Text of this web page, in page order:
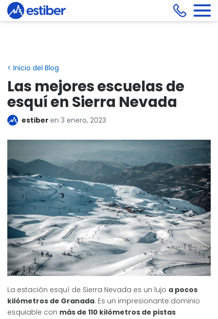
< Inicio del Blog
Las mejores escuelas de
esquí en Sierra Nevada
estiber en 3 enero, 2023
La estación esquí de Sierra Nevada es un lujo a pocos
kilómetros de Granada. Es un impresionante dominio
esquiable con más de 110 kilómetros de pistas